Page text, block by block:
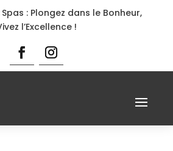
: Plongez dans le Bonheur,
l’Excellence !